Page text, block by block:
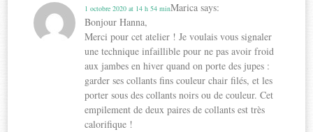
Marica says:
1 octobre 2020 at 14 h 54 min
Bonjour Hanna,
Merci pour cet atelier ! Je voulais vous signaler
une technique infaillible pour ne pas avoir froid
aux jambes en hiver quand on porte des jupes :
garder ses collants fins couleur chair filés, et les
porter sous des collants noirs ou de couleur. Cet
empilement de deux paires de collants est très
calorifique !